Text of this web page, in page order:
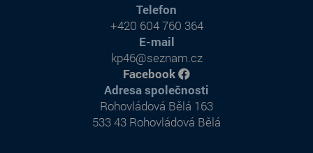
Adresa společnosti
Rohovládová Bělá 163
533 43 Rohovládová Bělá
Telefon
+420 604 760 364
E-mail
kp46@seznam.cz
Facebook